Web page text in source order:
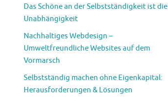
Das Schöne an der Selbstständigkeit ist die
Unabhängigkeit
Nachhaltiges Webdesign –
Umweltfreundliche Websites auf dem
Vormarsch
Selbstständig machen ohne Eigenkapital:
Herausforderungen & Lösungen